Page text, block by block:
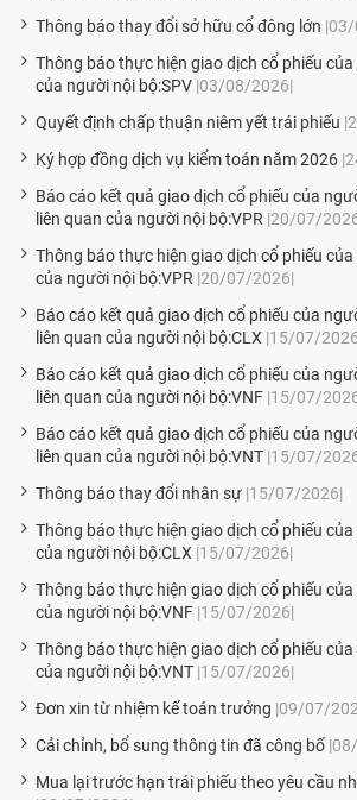
Thông báo thay đổi sở hữu cổ đông lớn
Thông báo thực hiện giao dịch cổ phiếu
của người nội bộ:SPV |03/08/2026|
Quyết định chấp thuận niêm yết trái phiếu
Ký hợp đồng dịch vụ kiểm toán năm 2026
Báo cáo kết quả giao dịch cổ phiếu của
liên quan của người nội bộ:VPR |20/07/
Thông báo thực hiện giao dịch cổ phiếu
của người nội bộ:VPR |20/07/2026|
Báo cáo kết quả giao dịch cổ phiếu của
liên quan của người nội bộ:CLX |15/07/
Báo cáo kết quả giao dịch cổ phiếu của
liên quan của người nội bộ:VNF |15/07/
Báo cáo kết quả giao dịch cổ phiếu của
liên quan của người nội bộ:VNT |15/07/
Thông báo thay đổi nhân sự |15/07/2026|
Thông báo thực hiện giao dịch cổ phiếu
của người nội bộ:CLX |15/07/2026|
Thông báo thực hiện giao dịch cổ phiếu
của người nội bộ:VNF |15/07/2026|
Thông báo thực hiện giao dịch cổ phiếu
của người nội bộ:VNT |15/07/2026|
Đơn xin từ nhiệm kế toán trưởng |09/07/
Cải chỉnh, bổ sung thông tin đã công bố
Mua lại trước hạn trái phiếu theo yêu cầu